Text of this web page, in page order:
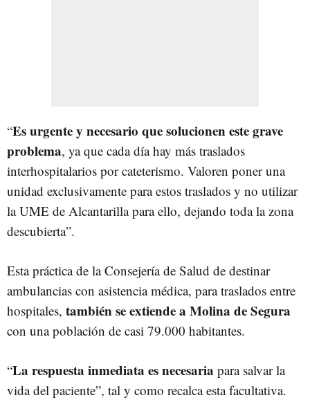
“Es urgente y necesario que solucionen este grave
problema, ya que cada día hay más traslados
interhospitalarios por cateterismo. Valoren poner una
unidad exclusivamente para estos traslados y no utilizar
la UME de Alcantarilla para ello, dejando toda la zona
descubierta”.
Esta práctica de la Consejería de Salud de destinar
ambulancias con asistencia médica, para traslados entre
hospitales, también se extiende a Molina de Segura
con una población de casi 79.000 habitantes.
“La respuesta inmediata es necesaria para salvar la
vida del paciente”, tal y como recalca esta facultativa.